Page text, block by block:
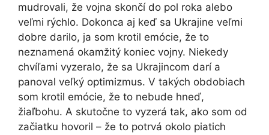
mudrovali, že vojna skončí do pol roka alebo
veľmi rýchlo. Dokonca aj keď sa Ukrajine veľmi
dobre darilo, ja som krotil emócie, že to
neznamená okamžitý koniec vojny. Niekedy
chvíľami vyzeralo, že sa Ukrajincom darí a
panoval veľký optimizmus. V takých obdobiach
som krotil emócie, že to nebude hneď,
žiaľbohu. A skutočne to vyzerá tak, ako som od
začiatku hovoril – že to potrvá okolo piatich